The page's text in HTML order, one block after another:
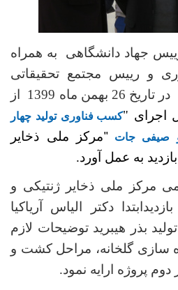
جهاد دانشگاهی به همراه
و رییس مجتمع تحقیقاتی
در تاریخ 26 بهمن ماه 1399 از
اجرای "کسب فناوری تولید چهار
صیفی جات "مرکز ملی ذخایر
به عمل آورد.
مرکز ملی ذخایر ژنتیکی و
دکتر الیاس آریاکیا
بذر هیبرید توضیحات لازم
سازی گلخانه، مراحل کشت و
پروژه ارایه نمود.